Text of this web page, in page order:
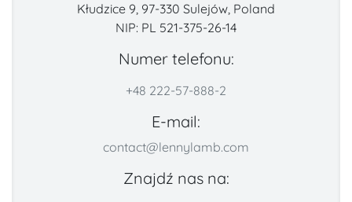
Kłudzice 9, 97-330 Sulejów, Poland
NIP: PL 521-375-26-14
Numer telefonu:
+48 222-57-888-2
E-mail:
contact@lennylamb.com
Znajdź nas na: